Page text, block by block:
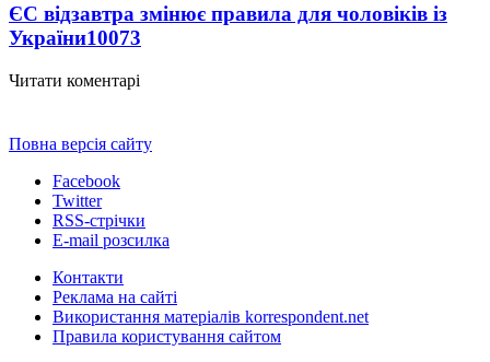
ЄС відзавтра змінює правила для чоловіків із
України10073
Читати коментарі
Повна версія сайту
Facebook
Twitter
RSS-стрічки
E-mail розсилка
Контакти
Реклама на сайті
Використання матеріалів korrespondent.net
Правила користування сайтом